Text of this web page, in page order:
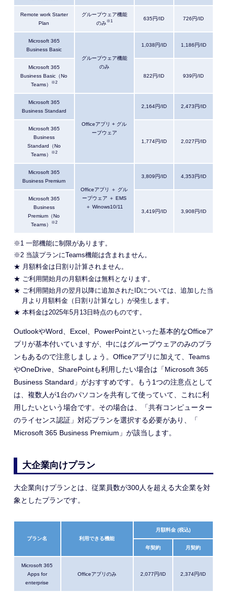
Remote work Starter
Plan
グループウェア機能
のみ※1 635円/ID 726円/ID
Microsoft 365
Business Basic
グループウェア機能
のみ
1,038円/ID 1,186円/ID
Microsoft 365
Business Basic（No
Teams）
※2
822円/ID 939円/ID
Microsoft 365
Business Standard
Officeアプリ + グル
ープウェア
2,164円/ID 2,473円/ID
Microsoft 365
Business
Standard（No
Teams）
※2
1,774円/ID 2,027円/ID
Microsoft 365
Business Premium
Officeアプリ ＋ グル
ープウェア ＋ EMS
＋ Winows10/11
3,809円/ID 4,353円/ID
Microsoft 365
Business
Premium（No
Teams）
※2
3,419円/ID 3,908円/ID
※1 一部機能に制限があります。
※2 当該プランにTeams機能は含まれません。
★ 月額料金は日割り計算されません。
★ ご利用開始月の月額料金は無料となります。
★ ご利用開始月の翌月以降に追加されたIDについては、追加した当
月より月額料金（日割り計算なし）が発生します。
★ 本料金は2025年5月13日時点のものです。
OutlookやWord、Excel、PowerPointといった基本的なOfficeア
プリが基本付いていますが、中にはグループウェアのみのプラ
ンもあるので注意しましょう。Officeアプリに加えて、Teams
やOneDrive、SharePointも利用したい場合は「Microsoft 365
Business Standard」がおすすめです。もう1つの注意点として
は、複数人が1台のパソコンを共有して使っていて、これに利
用したいという場合です。その場合は、「共有コンピューター
のライセンス認証」対応プランを選択する必要があり、「
Microsoft 365 Business Premium」が該当します。
大企業向けプラン
大企業向けプランとは、従業員数が300人を超える大企業を対
象としたプランです。
プラン名 利用できる機能
月額料金 (税込)
年契約 月契約
Microsoft 365
Apps for
enterprise
Officeアプリのみ 2,077円/ID 2,374円/ID